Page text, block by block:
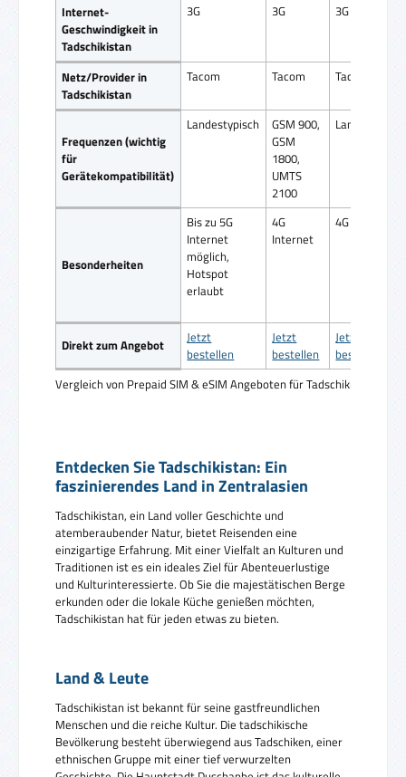
Vergleich von Prepaid SIM & eSIM Angeboten für Tadschikistan
Internet-
Geschwindigkeit in
Tadschikistan
3G 3G 3G
Netz/Provider in
Tadschikistan
Tacom Tacom Tacom
Frequenzen (wichtig
für
Gerätekompatibilität)
Landestypisch
GSM 900,
GSM
1800,
UMTS
2100
Besonderheiten
Bis zu 5G
Internet
möglich,
Hotspot
erlaubt
4G
Internet
4G Internet
Direkt zum Angebot
Jetzt
bestellen
Jetzt
bestellen
Jetzt
bestellen
Entdecken Sie Tadschikistan: Ein
faszinierendes Land in Zentralasien
Tadschikistan, ein Land voller Geschichte und
atemberaubender Natur, bietet Reisenden eine
einzigartige Erfahrung. Mit einer Vielfalt an Kulturen und
Traditionen ist es ein ideales Ziel für Abenteuerlustige
und Kulturinteressierte. Ob Sie die majestätischen Berge
erkunden oder die lokale Küche genießen möchten,
Tadschikistan hat für jeden etwas zu bieten.
Land & Leute
Tadschikistan ist bekannt für seine gastfreundlichen
Menschen und die reiche Kultur. Die tadschikische
Bevölkerung besteht überwiegend aus Tadschiken, einer
ethnischen Gruppe mit einer tief verwurzelten